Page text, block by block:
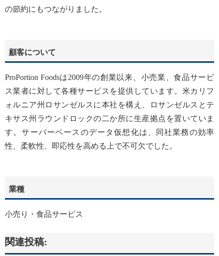
の節約にもつながりました。
顧客について
ProPortion Foodsは2009年の創業以来、小売業、食品サービ
ス業者に対して各種サービスを提供しています。米カリフ
ォルニア州ロサンゼルスに本社を構え、ロサンゼルスとテ
キサス州ラウンドロックの二か所に生産拠点を置いていま
す。サーバーベースのデータ仮想化は、同社業務の効率
性、柔軟性、即応性を高める上で不可欠でした。
業種
小売り・食品サービス
関連投稿: